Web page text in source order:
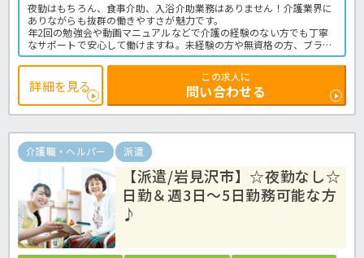
夜勤はもちろん、食事介助、入浴介助業務はありません！介護業界に
ありながらも抜群の働きやすさが魅力です。
年2回の勉強会や動画マニュアルなどで介護の経験のない方でも丁寧
なサポートで安心して働けますね。未経験の方や無資格の方、ブラン
クのある方も是非お問い合わせくださいね！
職場見学後のご応募もOK！まずはほっ介護までお気軽にお問い合わせ
くださいね。デイサービスでの介護業務全般です。＜介護職 正職
員 デイサービスの求人＞
詳細を見る
この求人に
問い合わせる
介護職・ヘルパー 派遣
【派遣/岩見沢市】☆夜勤なし☆
日勤＆週3日～5日勤務可能な方
♪